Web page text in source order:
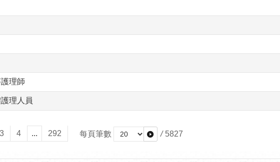
理師
理人員
3 4 ... 292 每頁筆數 / 5827